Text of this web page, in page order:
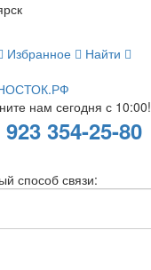
Избранное
Найти
нам сегодня с 10:00!
923 354-25-80
способ связи: